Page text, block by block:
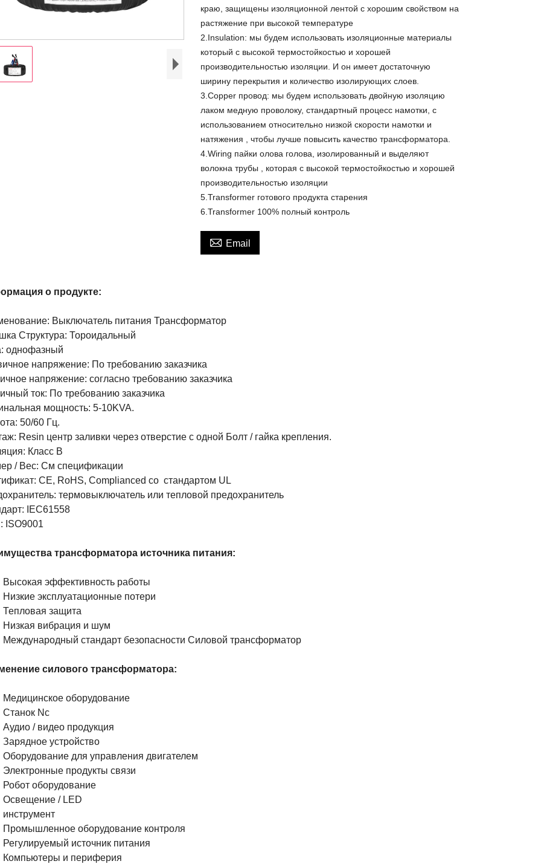
краю, защищены изоляционной лентой с хорошим свойством на
растяжение при высокой температуре
2.Insulation: мы будем использовать изоляционные материалы
который с высокой термостойкостью и хорошей
производительностью изоляции. И он имеет достаточную
ширину перекрытия и количество изолирующих слоев.
3.Copper провод: мы будем использовать двойную изоляцию
лаком медную проволоку, стандартный процесс намотки, с
использованием относительно низкой скорости намотки и
натяжения , чтобы лучше повысить качество трансформатора.
4.Wiring пайки олова голова, изолированный и выделяют
волокна трубы , которая с высокой термостойкостью и хорошей
производительностью изоляции
5.Transformer готового продукта старения
6.Transformer 100% полный контроль
 Email
о продукте:
Выключатель питания Трансформатор
Структура: Тороидальный
однофазный
напряжение: По требованию заказчика
напряжение: согласно требованию заказчика
ток: По требованию заказчика
мощность: 5-10KVA.
50/60 Гц.
Resin центр заливки через отверстие с одной Болт / гайка крепления.
Класс B
/ Вес: См спецификации
CE, RoHS, Complianced со стандартом UL
термовыключатель или тепловой предохранитель
IEC61558
ISO9001
трансформатора источника питания:
Высокая эффективность работы
Низкие эксплуатационные потери
Тепловая защита
Низкая вибрация и шум
Международный стандарт безопасности Силовой трансформатор
силового трансформатора:
Медицинское оборудование
Станок Nc
Аудио / видео продукция
Зарядное устройство
Оборудование для управления двигателем
Электронные продукты связи
Робот оборудование
Освещение / LED
инструмент
Промышленное оборудование контроля
Регулируемый источник питания
Компьютеры и периферия